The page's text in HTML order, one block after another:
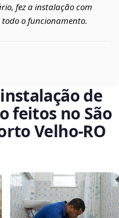
fez a instalação com
o funcionamento.
de
feitos no São
Velho‑RO